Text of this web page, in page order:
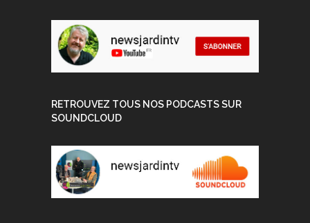
RETROUVEZ TOUS NOS PODCASTS SUR
SOUNDCLOUD